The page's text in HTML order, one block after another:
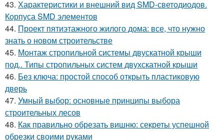
43. Характеристики и внешний вид SMD-светодиодов.
Корпуса SMD элементов
44. Проект пятиэтажного жилого дома: все, что нужно
знать о новом строительстве
45. Монтаж стропильной системы двускатной крыши
под.. Типы стропильных систем двухскатной крыши
46. Без ключа: простой способ открыть пластиковую
дверь
47. Умный выбор: основные принципы выбора
строительных лесов
48. Как правильно обрезать вишню: секреты успешной
обрезки своими руками